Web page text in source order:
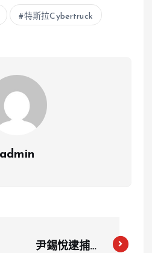
特斯拉Cybertruck
admin
尹錫悅逮捕令